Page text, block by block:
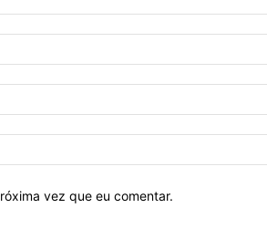
vez que eu comentar.